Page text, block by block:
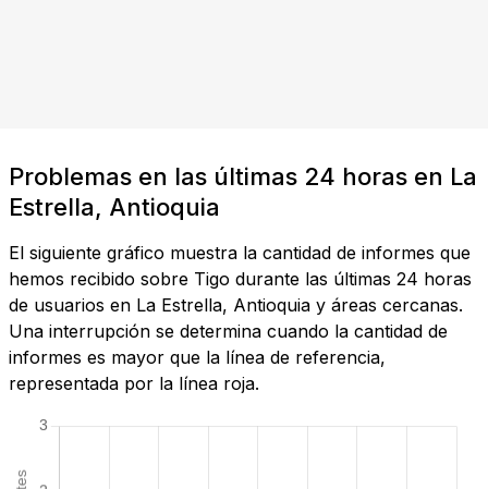
Problemas en las últimas 24 horas en La
Estrella, Antioquia
El siguiente gráfico muestra la cantidad de informes que
hemos recibido sobre Tigo durante las últimas 24 horas
de usuarios en La Estrella, Antioquia y áreas cercanas.
Una interrupción se determina cuando la cantidad de
informes es mayor que la línea de referencia,
representada por la línea roja.